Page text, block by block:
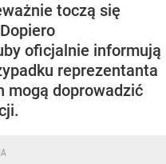
toczą się
oficjalnie informują
reprezentanta
mogą doprowadzić